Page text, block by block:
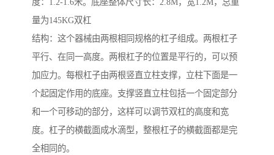
度：1.2-1.6米。底座整体尺寸长：2.8M，宽1.2M，总重
量为145KG双杠
结构：这个器械由两根相同规格的杠子组成。两根杠子
平行、在同一高度。两根杠子的位置是平行的，可以预
加应力。每根杠子由两根竖直立柱支撑，立柱下面是一
个起固定作用的底座。支撑竖直立柱包括一个固定部分
和一个可移动的部分，这样可以调节双杠的高度和宽
度。杠子的横截面成水滴型，整根杠子的横截面都是完
全相同的。